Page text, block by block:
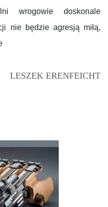
wrogowie doskonale
nie będzie agresją miłą,
LESZEK ERENFEICHT